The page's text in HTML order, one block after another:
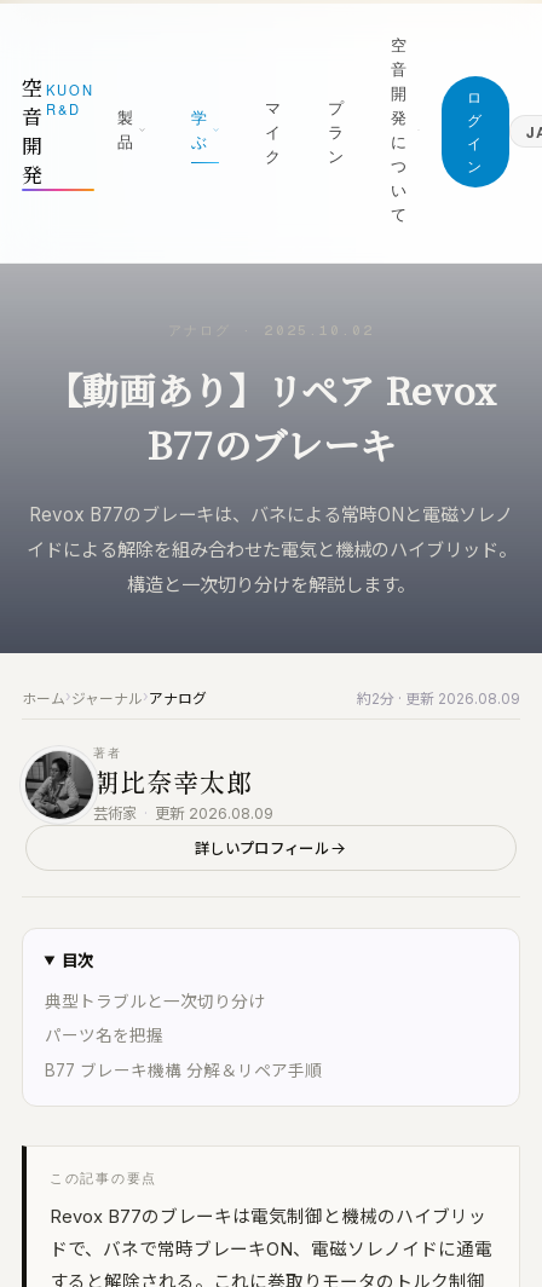
空
音
開
発
KUON
R&D
製
品
日を捉える｜P-86S・KUON DAW・
DAR・LESSON RECORDER
残す
へ届ける｜Vault・DDP PLAYER・
・Collaborate
家のための、洗練されたツール群
AI
NOTE
が貼れるノート｜五線譜・レッスン録音・
DAR
タリング・ベンチ｜編集・修復・解析・書
DAR 3D
オーディオ｜配置・動きを記録・5.1〜
整合｜スポットを整え、立体音響で書き出
キャプチャー
ムトーン実測｜環境に最適化して自動整音
学
ぶ
新着と、書き直した記事を新しい順に
マイクの立て方と楽器別の録り方
残響・反射・測定・ルームアコースティック
録音機材
マイク・レコーダー・インターフェース
楽典・和声・楽器・演奏・音楽史
音響工学
測定・解析・電子回路
KUON AI
KUON NOTE
楽譜が貼れるノート｜五線譜・レッスン録音・
マインドマップ
アナログ
マ
イ
ク
プ
ラ
ン
空
音
開
発
に
つ
い
て
マニフェスト
創業者
朝比奈幸太郎
実現した技術
KUON の仕組み
ブラウザで完結する設計と、データの扱い
ロ
グ
イ
ン
日本語
アナログ · 2025.10.02
【動画あり】リペア Revox
B77のブレーキ
Revox B77のブレーキは、バネによる常時ONと電磁ソレノ
イドによる解除を組み合わせた電気と機械のハイブリッド。
構造と一次切り分けを解説します。
ホーム›ジャーナル›アナログ 約2分 · 更新 2026.08.09
著者
朝比奈幸太郎
芸術家 · 更新 2026.08.09
詳しいプロフィール
目次
典型トラブルと一次切り分け
パーツ名を把握
B77 ブレーキ機構 分解＆リペア手順
この記事の要点
Revox B77のブレーキは電気制御と機械のハイブリッ
ドで、バネで常時ブレーキON、電磁ソレノイドに通電
すると解除される。これに巻取りモータのトルク制御